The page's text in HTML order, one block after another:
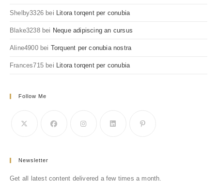
Shelby3326 bei Litora torqent per conubia
Blake3238bei Neque adipiscing an cursus
Aline4900bei Torquent per conubia nostra
Frances715 bei Litora torqent per conubia
Follow Me
Newsletter
Get all latest content delivered a few times a month.